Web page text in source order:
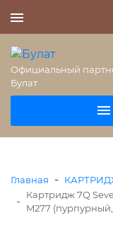
Официальный
Булат
Главная -
-
Картридж 7Q
M277